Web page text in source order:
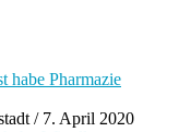
habe Pharmazie
/ 7. April 2020